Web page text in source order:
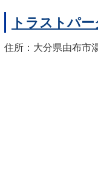
トラストパ
住所：大分県由布市